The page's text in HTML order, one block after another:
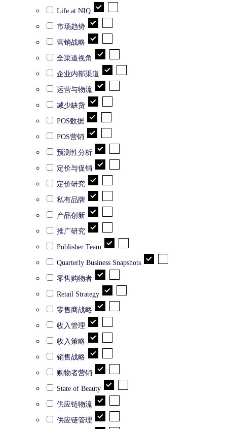
Life at NIQ
市场趋势
营销战略
全渠道视角
企业内部渠道
运营与物流
减少缺货
POS数据
POS营销
预测性分析
定价与促销
定价研究
私有品牌
产品创新
推广研究
Publisher Team
Quarterly Business Snapshots
零售购物者
Retail Strategy
零售商战略
收入管理
收入策略
销售战略
购物者营销
State of Beauty
供应链物流
供应链管理